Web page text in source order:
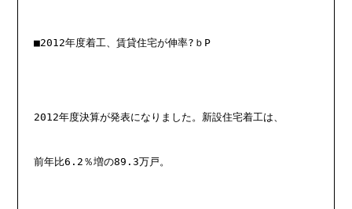
■2012年度着工、賃貸住宅が伸率?ｂP
2012年度決算が発表になりました。新設住宅着工は、
前年比6.2％増の89.3万戸。